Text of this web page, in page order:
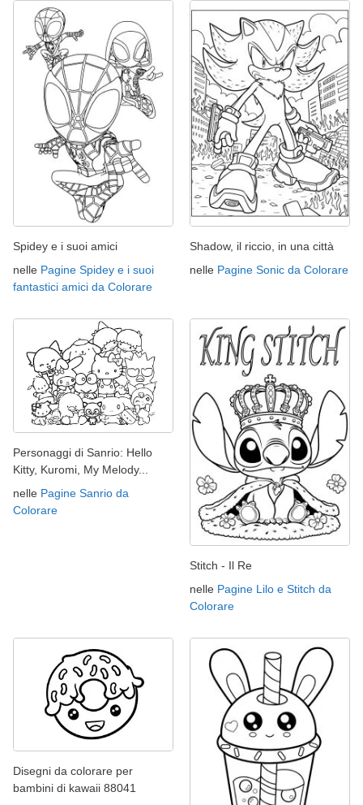
Spidey e i suoi amici
nelle Pagine Spidey e i suoi
fantastici amici da Colorare
Shadow, il riccio, in una città
nelle Pagine Sonic da Colorare
Personaggi di Sanrio: Hello
Kitty, Kuromi, My Melody...
nelle Pagine Sanrio da
Colorare
Stitch - Il Re
nelle Pagine Lilo e Stitch da
Colorare
Disegni da colorare per
bambini di kawaii 88041